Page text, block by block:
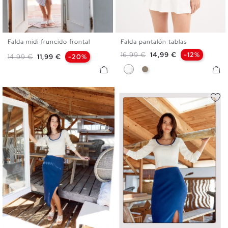
Falda midi fruncido frontal
Precio base
14,99 € Precio
11,99 € -20%
XS L XL
Falda pantalón tablas
Precio base
16,99 € Precio
14,99 € -12%
BlancoTaupe